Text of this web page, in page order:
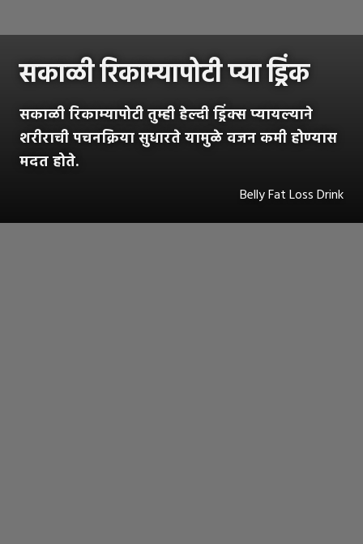
सकाळी रिकाम्यापोटी प्या ड्रिंक
सकाळी रिकाम्यापोटी तुम्ही हेल्दी ड्रिंक्स प्यायल्याने
शरीराची पचनक्रिया सुधारते यामुळे वजन कमी होण्यास
मदत होते.
Belly Fat Loss Drink